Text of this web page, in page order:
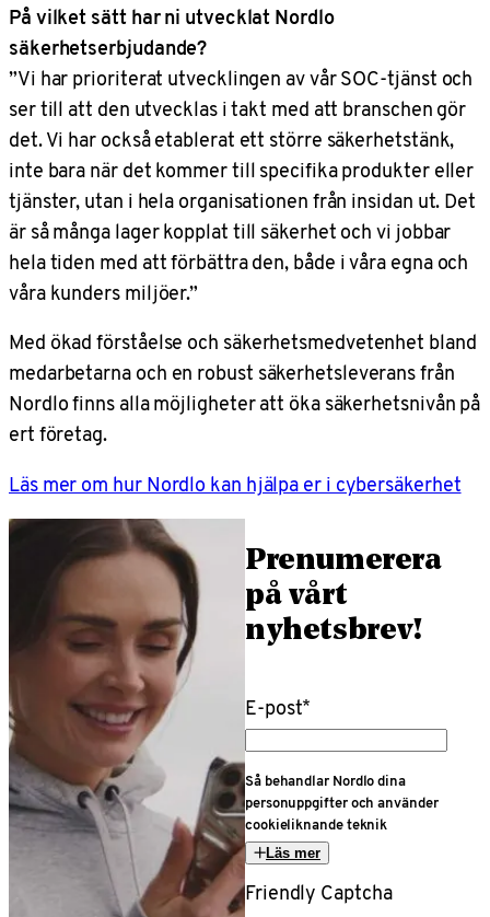
På vilket sätt har ni utvecklat Nordlo
säkerhetserbjudande?
”Vi har prioriterat utvecklingen av vår SOC-tjänst och
ser till att den utvecklas i takt med att branschen gör
det. Vi har också etablerat ett större säkerhetstänk,
inte bara när det kommer till specifika produkter eller
tjänster, utan i hela organisationen från insidan ut. Det
är så många lager kopplat till säkerhet och vi jobbar
hela tiden med att förbättra den, både i våra egna och
våra kunders miljöer.”
Med ökad förståelse och säkerhetsmedvetenhet bland
medarbetarna och en robust säkerhetsleverans från
Nordlo finns alla möjligheter att öka säkerhetsnivån på
ert företag.
Läs mer om hur Nordlo kan hjälpa er i cybersäkerhet
Prenumerera
på vårt
nyhetsbrev!
E-post*
Så behandlar Nordlo dina
personuppgifter och använder
cookieliknande teknik
Läs mer
Friendly Captcha